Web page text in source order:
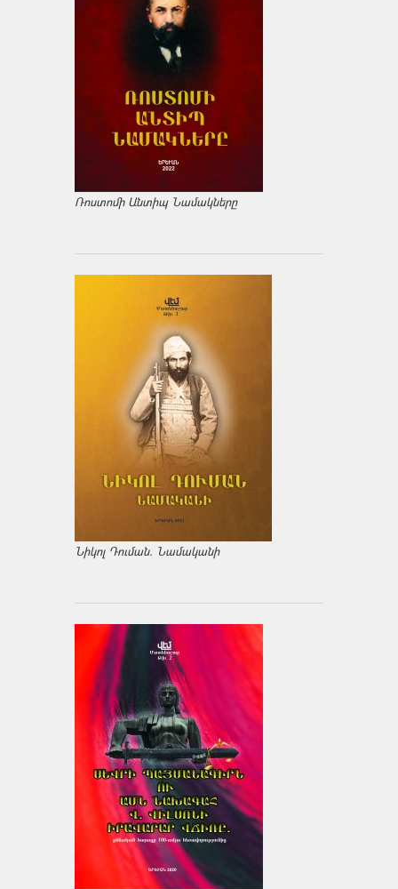
Ռոստոմի Անտիպ Նամակները
Նիկոլ Դուման. Նամականի